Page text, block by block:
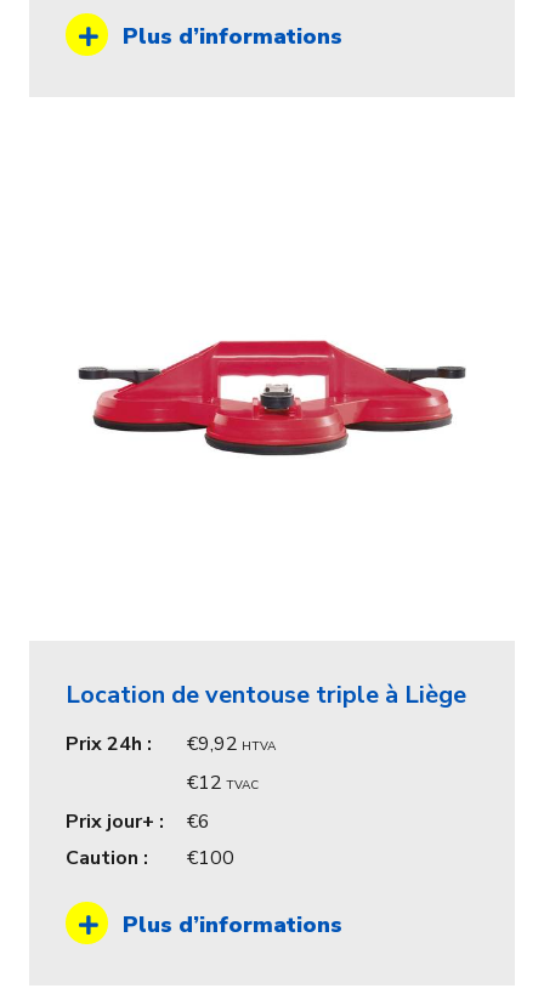
Plus d’informations
Location de ventouse triple à Liège
Prix 24h : 9,92 HTVA
12 TVAC
Prix jour+ :
6
Caution :
100
Plus d’informations